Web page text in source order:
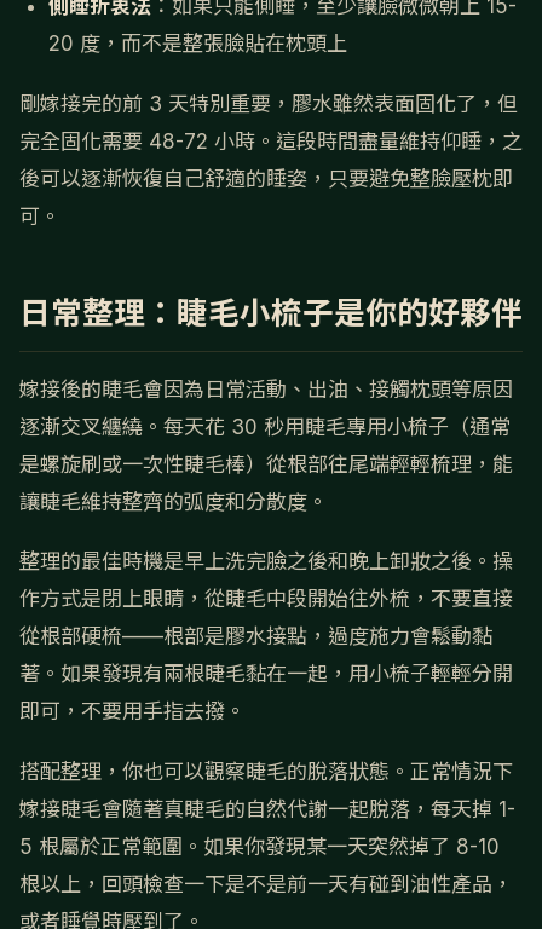
側睡折衷法 ：如果只能側睡，至少讓臉微微朝上 15-
20 度，而不是整張臉貼在枕頭上
剛嫁接完的前 3 天特別重要，膠水雖然表面固化了，但
完全固化需要 48-72 小時。這段時間盡量維持仰睡，之
後可以逐漸恢復自己舒適的睡姿，只要避免整臉壓枕即
可。
日常整理：睫毛小梳子是你的好夥伴
嫁接後的睫毛會因為日常活動、出油、接觸枕頭等原因
逐漸交叉纏繞。每天花 30 秒用睫毛專用小梳子（通常
是螺旋刷或一次性睫毛棒）從根部往尾端輕輕梳理，能
讓睫毛維持整齊的弧度和分散度。
整理的最佳時機是早上洗完臉之後和晚上卸妝之後。操
作方式是閉上眼睛，從睫毛中段開始往外梳，不要直接
從根部硬梳——根部是膠水接點，過度施力會鬆動黏
著。如果發現有兩根睫毛黏在一起，用小梳子輕輕分開
即可，不要用手指去撥。
搭配整理，你也可以觀察睫毛的脫落狀態。正常情況下
嫁接睫毛會隨著真睫毛的自然代謝一起脫落，每天掉 1-
5 根屬於正常範圍。如果你發現某一天突然掉了 8-10
根以上，回頭檢查一下是不是前一天有碰到油性產品，
或者睡覺時壓到了。